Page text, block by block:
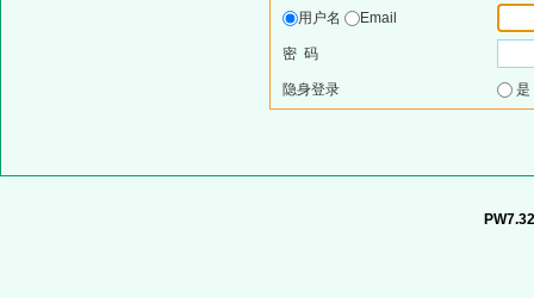
用户名
Email
密 码
隐身登录